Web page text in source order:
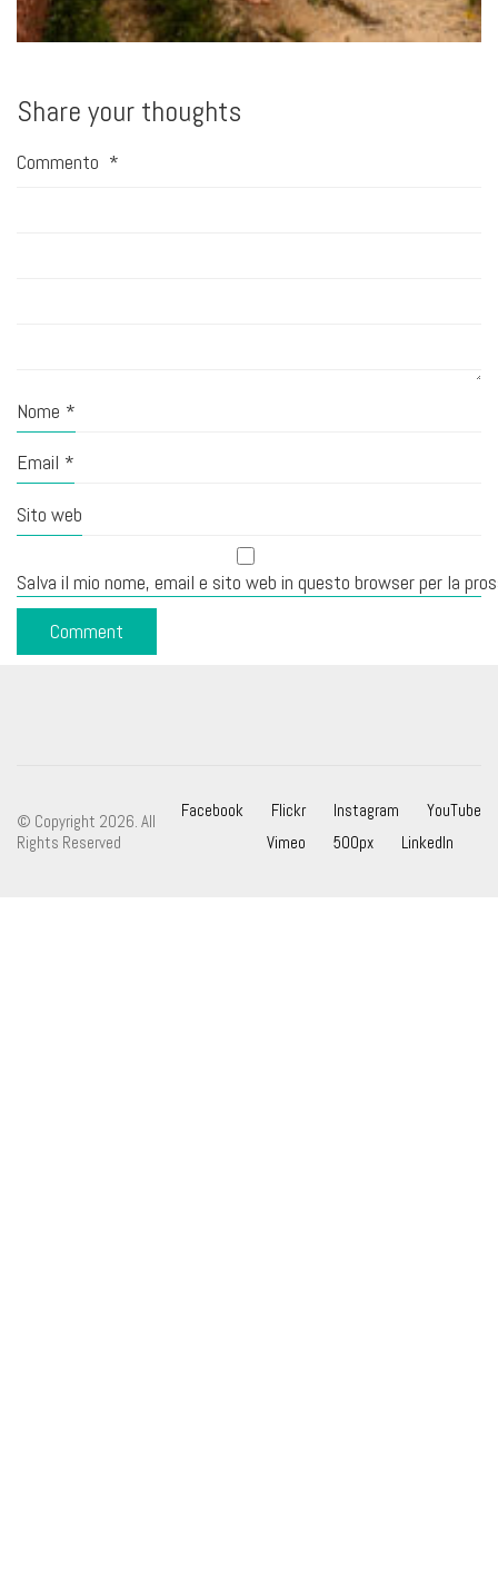
Share your thoughts
Commento *
Nome *
Email *
Sito web
Salva il mio nome, email e sito web in questo browser per la
Facebook Flickr Instagram
YouTube
Vimeo
500px LinkedIn
© Copyright 2026. All
Rights Reserved